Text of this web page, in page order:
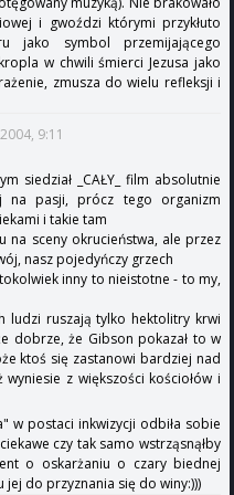
i gwoździ którymi przykłuto
jako symbol przemijającego
w chwili śmierci Jezusa jako
zmusza do wielu refleksji i
9:11
siedział _CAŁY_ film absolutnie
na pasji, prócz tego organizm
i takie tam
na sceny okrucieństwa, ale przez
nasz pojedyńczy grzech
inny to nieistotne - to my,
ludzi ruszają tylko hektolitry krwi
dobrze, że Gibson pokazał to w
ktoś się zastanowi bardziej nad
z większości kościołów i
w postaci inkwizycji odbiła sobie
czy tak samo wstrząsnąłby
o oskarżaniu o czary biednej
jej do przyznania się do winy:)))